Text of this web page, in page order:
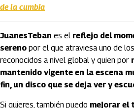
de la cumbia
JuanesTeban es el reflejo del
sereno por el que atraviesa uno de
reconocidos a nivel global y quien por
mantenido vigente en la escena
fin, un disco que se deja ver y
Si quieres, también puedo mejorar el